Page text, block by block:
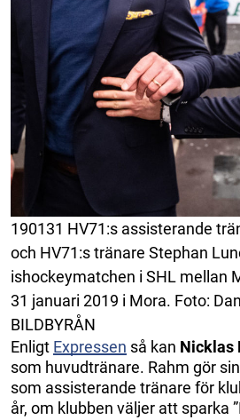
190131 HV71:s assisterande
och HV71:s tränare Stephan
ishockeymatchen i SHL mellan
31 januari 2019 i Mora. Foto:
BILDBYRÅN
Enligt Expressen så kan Nicklas
som huvudtränare. Rahm gör
som assisterande tränare för
år, om klubben väljer att sparka